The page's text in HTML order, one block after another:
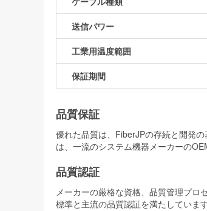
送信パワー
工業用温度範囲
保証期間
品質保証
優れた品質は、FiberJPの存続と開発
は、一流のシステム機器メーカーの
品質認証
メーカーの厳格な資格、品質管理プロ
標準と主流の品質認証を満たしています